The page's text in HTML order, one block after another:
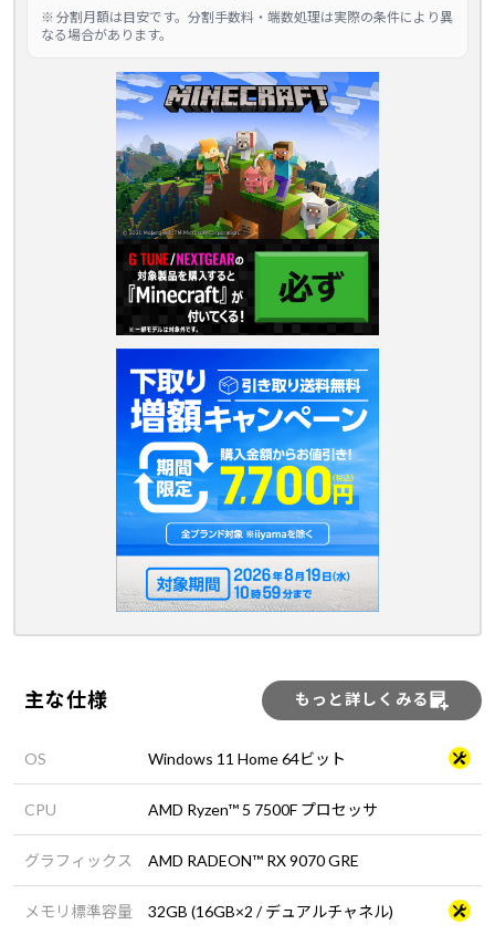
※ 分割月額は目安です。分割手数料・端数処理は実際の条件により異
なる場合があります。
主な仕様 もっと詳しくみる
OS Windows 11 Home 64ビット
CPU AMD Ryzen™ 5 7500F プロセッサ
グラフィックス AMD RADEON™ RX 9070 GRE
メモリ標準容量 32GB (16GB×2 / デュアルチャネル)